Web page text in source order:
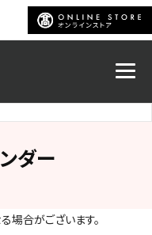
ダー
場合がございます。